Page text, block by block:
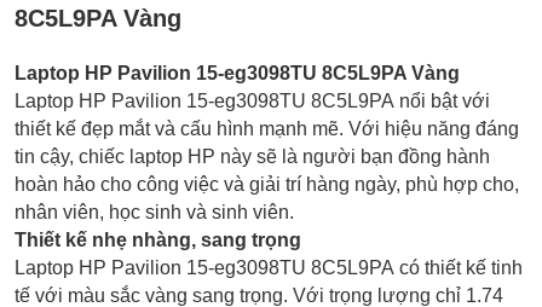
8C5L9PA Vàng
Laptop HP Pavilion 15-eg3098TU 8C5L9PA Vàng
Laptop HP Pavilion 15-eg3098TU 8C5L9PA nổi bật với
thiết kế đẹp mắt và cấu hình mạnh mẽ. Với hiệu năng đáng
tin cậy, chiếc laptop HP này sẽ là người bạn đồng hành
hoàn hảo cho công việc và giải trí hàng ngày, phù hợp cho,
nhân viên, học sinh và sinh viên.
Thiết kế nhẹ nhàng, sang trọng
Laptop HP Pavilion 15-eg3098TU 8C5L9PA có thiết kế tinh
tế với màu sắc vàng sang trọng. Với trọng lượng chỉ 1.74